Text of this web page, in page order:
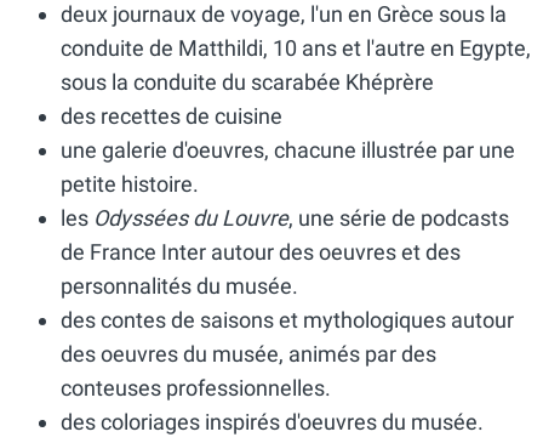
deux journaux de voyage, l'un en Grèce sous la
conduite de Matthildi, 10 ans et l'autre en Egypte,
sous la conduite du scarabée Khéprère
des recettes de cuisine
une galerie d'oeuvres, chacune illustrée par une
petite histoire.
les Odyssées du Louvre, une série de podcasts
de France Inter autour des oeuvres et des
personnalités du musée.
des contes de saisons et mythologiques autour
des oeuvres du musée, animés par des
conteuses professionnelles.
des coloriages inspirés d'oeuvres du musée.